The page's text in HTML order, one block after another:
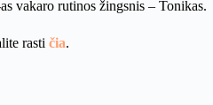
vakaro rutinos žingsnis – Tonikas.
rasti čia.